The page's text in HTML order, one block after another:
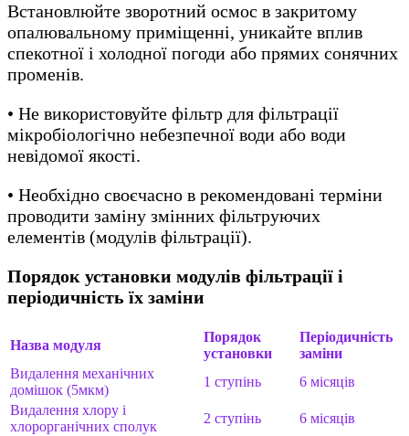
Встановлюйте зворотний осмос в закритому
опалювальному приміщенні, уникайте вплив
спекотної і холодної погоди або прямих сонячних
променів.
• Не використовуйте фільтр для фільтрації
мікробіологічно небезпечної води або води
невідомої якості.
• Необхідно своєчасно в рекомендовані терміни
проводити заміну змінних фільтруючих
елементів (модулів фільтрації).
Порядок установки модулів фільтрації і
періодичність їх заміни
Назва модуля
Порядок
установки
Періодичність
заміни
Видалення механічних
домішок (5мкм)
1 ступінь
6 місяців
Видалення хлору і
хлорорганічних сполук
2 ступінь
6 місяців